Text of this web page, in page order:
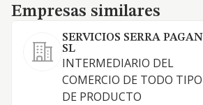
Empresas similares
Empresas similares
SERVICIOS SERRA PAGAN
SL
INTERMEDIARIO DEL
COMERCIO DE TODO TIPO
DE PRODUCTO